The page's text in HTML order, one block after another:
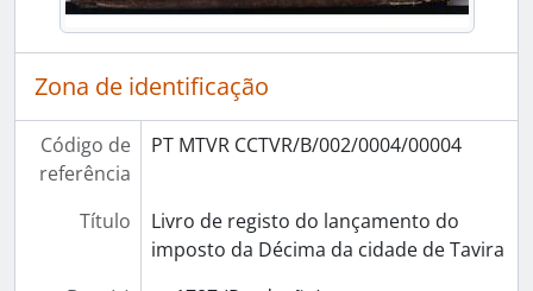
Zona de identificação
Código de
referência
PT MTVR CCTVR/B/002/0004/00004
Título
Livro de registo do lançamento do
imposto da Décima da cidade de Tavira